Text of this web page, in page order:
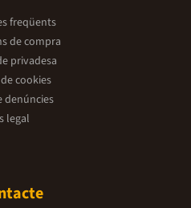
freqüents
de compra
privadesa
cookies
denúncies
legal